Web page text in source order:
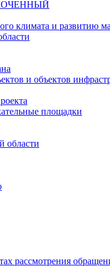
климата и развитию
и объектов
площадки
области
рассмотрения